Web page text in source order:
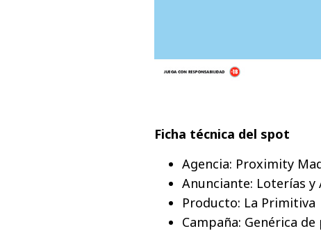
Ficha técnica del spot
Agencia: Proximity
Anunciante: Loterías y
Producto: La Primitiva
Campaña: Genérica